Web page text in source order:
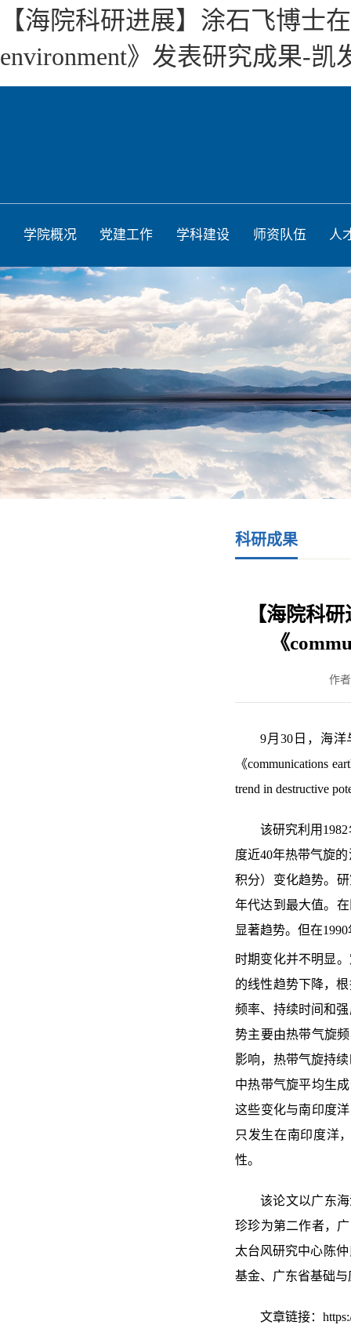
【海院科研进展】涂石飞博士
environment》发表研究成果-凯
学院概况 党建工作 学科建设 师资队伍 人
科研成果
【海院科
《
作
9月30日，海
《communications
trend in destructive
该研究利用 1982
度近40年热带气旋的
积分）变化趋势。
年代达到最大值。在
显著趋势。但在1990
时期变化并不明显
的线性趋势下降，
频率、持续时间和
势主要由热带气旋
影响， 热带气旋持
中热带气旋平均生
这些变化与南印度
只发生在南印度洋
性。
该论文以广东
珍珍为第二作者，
太台风研究中心陈
基金、广东省基础
文章链接：